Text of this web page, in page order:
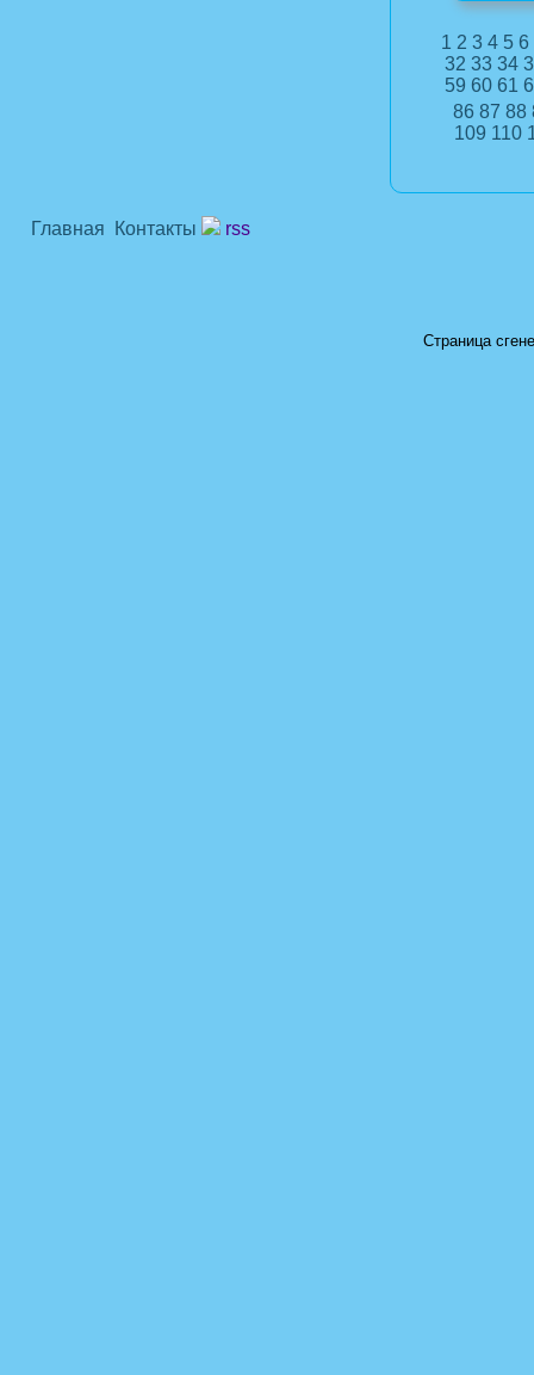
1 2 3 4 5 6
32 33 34
59 60 61
86 87 88
109 110
Главная Контакты rss
Страница